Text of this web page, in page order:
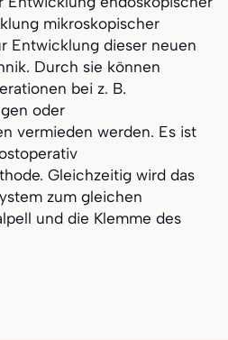
mikroskopischer
Entwicklung dieser neuen
Durch sie können
bei z. B.
oder
vermieden werden. Es ist
Gleichzeitig wird das
zum gleichen
und die Klemme des